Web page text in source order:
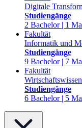
Digitale
Studiengänge
2 Bachelor | 1
Fakultät
Informatik und
Studiengänge
9 Bachelor | 7
Fakultät
Studiengänge
6 Bachelor | 5